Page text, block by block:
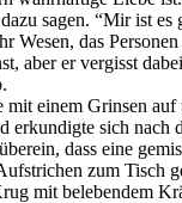
sagen. “Mir ist es
Wesen, das
aber er vergisst
mit einem Grinsen auf
erkundigte sich nach
dass eine
zum Tisch
mit belebendem